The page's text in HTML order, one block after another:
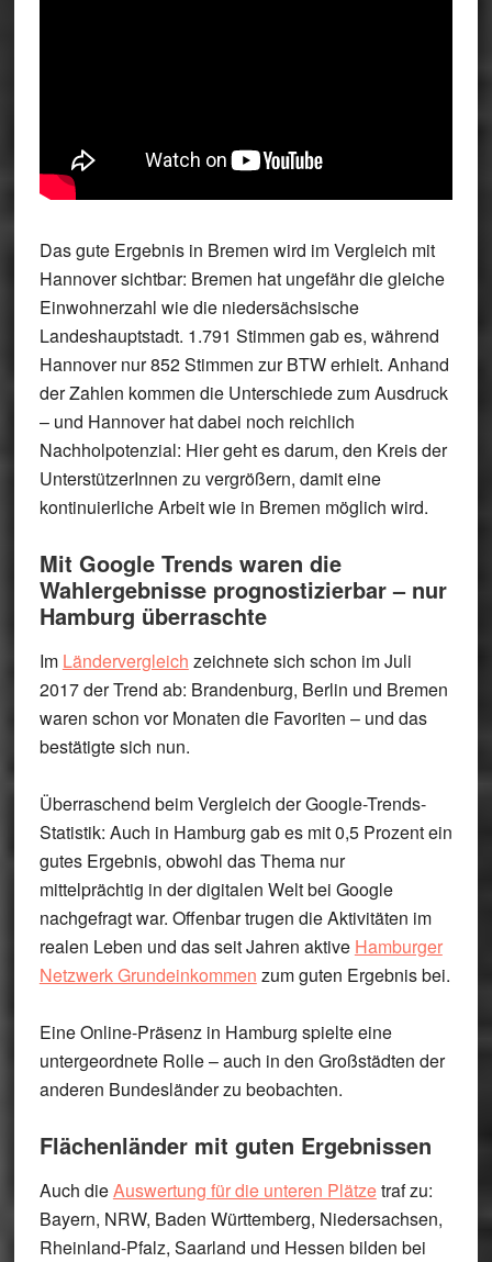
Das gute Ergebnis in Bremen wird im Vergleich mit
Hannover sichtbar: Bremen hat ungefähr die gleiche
Einwohnerzahl wie die niedersächsische
Landeshauptstadt. 1.791 Stimmen gab es, während
Hannover nur 852 Stimmen zur BTW erhielt. Anhand
der Zahlen kommen die Unterschiede zum Ausdruck
– und Hannover hat dabei noch reichlich
Nachholpotenzial: Hier geht es darum, den Kreis der
UnterstützerInnen zu vergrößern, damit eine
kontinuierliche Arbeit wie in Bremen möglich wird.
Mit Google Trends waren die
Wahlergebnisse prognostizierbar – nur
Hamburg überraschte
Im Ländervergleich zeichnete sich schon im Juli
2017 der Trend ab: Brandenburg, Berlin und Bremen
waren schon vor Monaten die Favoriten – und das
bestätigte sich nun.
Überraschend beim Vergleich der Google-Trends-
Statistik: Auch in Hamburg gab es mit 0,5 Prozent ein
gutes Ergebnis, obwohl das Thema nur
mittelprächtig in der digitalen Welt bei Google
nachgefragt war. Offenbar trugen die Aktivitäten im
realen Leben und das seit Jahren aktive Hamburger
Netzwerk Grundeinkommen zum guten Ergebnis bei.
Eine Online-Präsenz in Hamburg spielte eine
untergeordnete Rolle – auch in den Großstädten der
anderen Bundesländer zu beobachten.
Flächenländer mit guten Ergebnissen
Auch dieAuswertung für die unteren Plätzetraf zu:
Bayern, NRW, Baden Württemberg, Niedersachsen,
Rheinland-Pfalz, Saarland und Hessen bilden bei